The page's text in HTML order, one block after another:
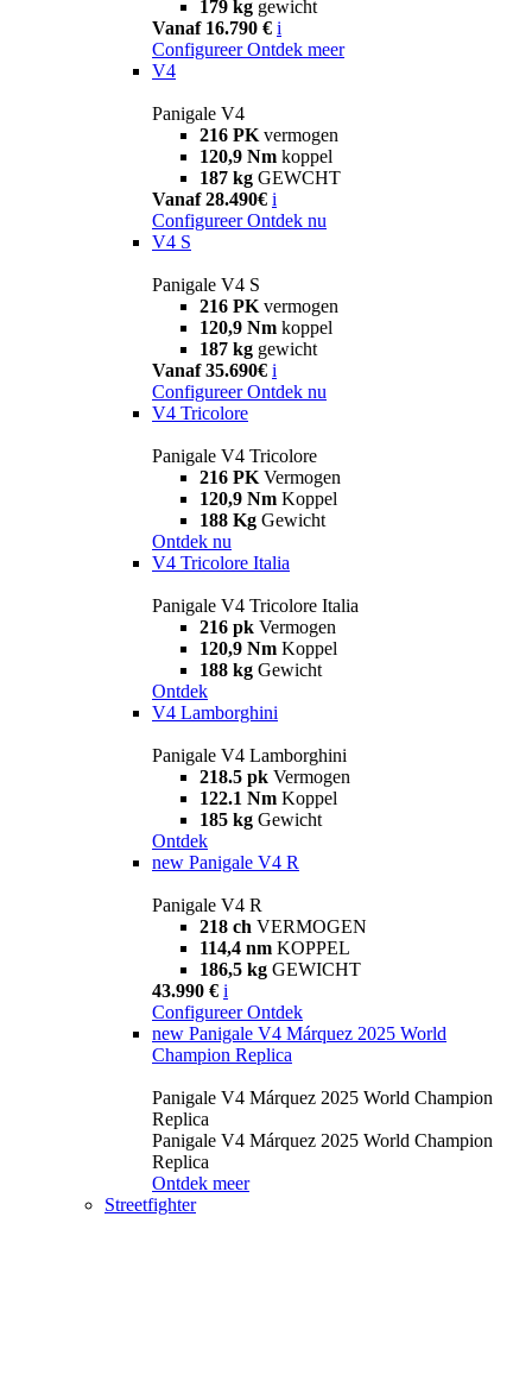
179 kg gewicht
Vanaf 16.790 € i
Configureer Ontdek meer
V4
Panigale V4
216 PK vermogen
120,9 Nm koppel
187 kg GEWCHT
Vanaf 28.490€ i
Configureer Ontdek nu
V4 S
Panigale V4 S
216 PK vermogen
120,9 Nm koppel
187 kg gewicht
Vanaf 35.690€ i
Configureer Ontdek nu
V4 Tricolore
Panigale V4 Tricolore
216 PK Vermogen
120,9 Nm Koppel
188 Kg Gewicht
Ontdek nu
V4 Tricolore Italia
Panigale V4 Tricolore Italia
216 pk Vermogen
120,9 Nm Koppel
188 kg Gewicht
Ontdek
V4 Lamborghini
Panigale V4 Lamborghini
218.5 pk Vermogen
122.1 Nm Koppel
185 kg Gewicht
Ontdek
new Panigale V4 R
Panigale V4 R
218 ch VERMOGEN
114,4 nm KOPPEL
186,5 kg GEWICHT
43.990 € i
Configureer Ontdek
new Panigale V4 Márquez 2025 World
Champion Replica
Panigale V4 Márquez 2025 World Champion
Replica
Panigale V4 Márquez 2025 World Champion
Replica
Ontdek meer
Streetfighter